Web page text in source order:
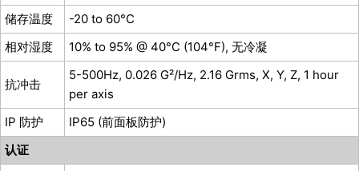
储存温度
-20 to 60°C
相对湿度
10% to 95% @ 40°C (104°F), ⽆冷凝
抗冲击
5-500Hz, 0.026 G²/Hz, 2.16 Grms, X, Y, Z, 1 hour
per axis
IP 防护
IP65 (前面板防护)
认证